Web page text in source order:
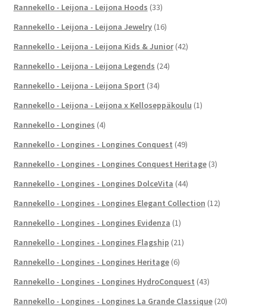
Rannekello - Leijona - Leijona Hoods (33)
Rannekello - Leijona - Leijona Jewelry (16)
Rannekello - Leijona - Leijona Kids & Junior (42)
Rannekello - Leijona - Leijona Legends (24)
Rannekello - Leijona - Leijona Sport (34)
Rannekello - Leijona - Leijona x Kelloseppäkoulu (1)
Rannekello - Longines (4)
Rannekello - Longines - Longines Conquest (49)
Rannekello - Longines - Longines Conquest Heritage (3)
Rannekello - Longines - Longines DolceVita (44)
Rannekello - Longines - Longines Elegant Collection (12)
Rannekello - Longines - Longines Evidenza (1)
Rannekello - Longines - Longines Flagship (21)
Rannekello - Longines - Longines Heritage (6)
Rannekello - Longines - Longines HydroConquest (43)
Rannekello - Longines - Longines La Grande Classique (20)